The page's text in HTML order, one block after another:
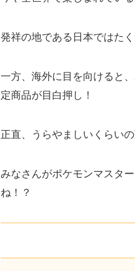
発祥の地である日本ではた
一方、海外に目を向けると
定商品が目白押し！
正直、うらやましいくらい
みなさんがポケモンマスタ
ね！？